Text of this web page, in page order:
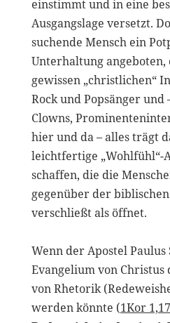
einstimmt und in eine
Ausgangslage versetzt.
suchende Mensch ein
Unterhaltung
gewissen „christlichen“
Rock und Popsänger und
Clowns,
hier und da – alles trägt
leichtfertige „Wohlfühl“-
schaffen, die die
gegenüber der
verschließt als öffnet.
Wenn der Apostel Paulus
Evangelium von Christus
von Rhetorik
werden könnte (1Kor